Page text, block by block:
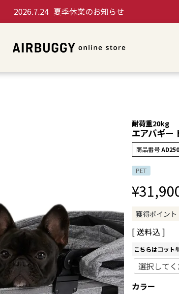
2026.7.24 夏季休業のお知らせ
耐荷重20kg
エアバギー
商品番号AD250
PET
¥
獲得ポイント
送料込
こちらはコット
カラー